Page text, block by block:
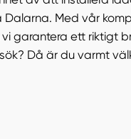
Med vår
garantera ett riktigt
Då är du varmt